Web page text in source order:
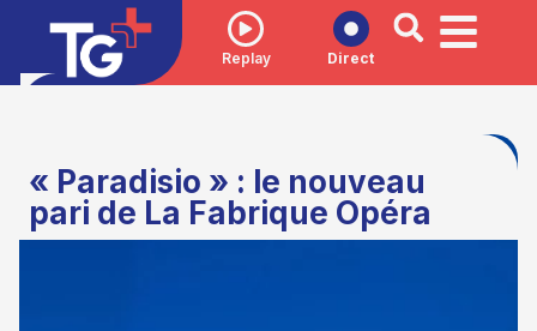
Replay Direct
« Paradisio » : le nouveau
pari de La Fabrique Opéra